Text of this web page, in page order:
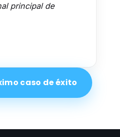
principal de
caso de éxito